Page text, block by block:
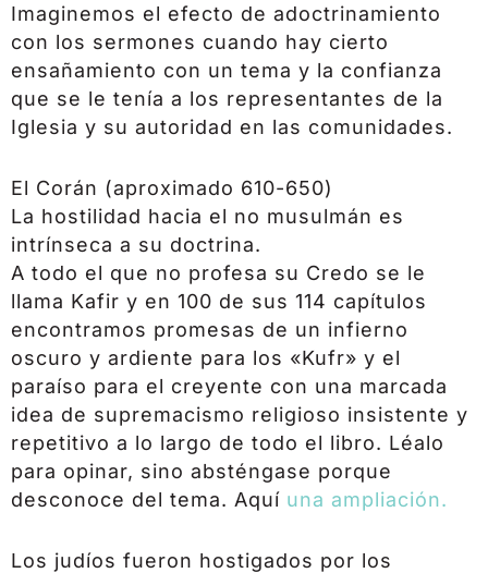
Imaginemos el efecto de adoctrinamiento
con los sermones cuando hay cierto
ensañamiento con un tema y la confianza
que se le tenía a los representantes de la
Iglesia y su autoridad en las comunidades.
El Corán (aproximado 610-650)
La hostilidad hacia el no musulmán es
intrínseca a su doctrina.
A todo el que no profesa su Credo se le
llama Kafir y en 100 de sus 114 capítulos
encontramos promesas de un infierno
oscuro y ardiente para los «Kufr» y el
paraíso para el creyente con una marcada
idea de supremacismo religioso insistente y
repetitivo a lo largo de todo el libro. Léalo
para opinar, sino absténgase porque
desconoce del tema. Aquí una ampliación.
Los judíos fueron hostigados por los